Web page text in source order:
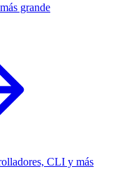
grande
CLI y más